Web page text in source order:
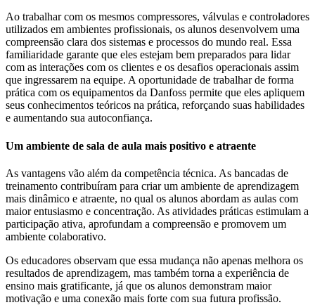
Ao trabalhar com os mesmos compressores, válvulas e controladores
utilizados em ambientes profissionais, os alunos desenvolvem uma
compreensão clara dos sistemas e processos do mundo real. Essa
familiaridade garante que eles estejam bem preparados para lidar
com as interações com os clientes e os desafios operacionais assim
que ingressarem na equipe. A oportunidade de trabalhar de forma
prática com os equipamentos da Danfoss permite que eles apliquem
seus conhecimentos teóricos na prática, reforçando suas habilidades
e aumentando sua autoconfiança.
Um ambiente de sala de aula mais positivo e atraente
As vantagens vão além da competência técnica. As bancadas de
treinamento contribuíram para criar um ambiente de aprendizagem
mais dinâmico e atraente, no qual os alunos abordam as aulas com
maior entusiasmo e concentração. As atividades práticas estimulam a
participação ativa, aprofundam a compreensão e promovem um
ambiente colaborativo.
Os educadores observam que essa mudança não apenas melhora os
resultados de aprendizagem, mas também torna a experiência de
ensino mais gratificante, já que os alunos demonstram maior
motivação e uma conexão mais forte com sua futura profissão.